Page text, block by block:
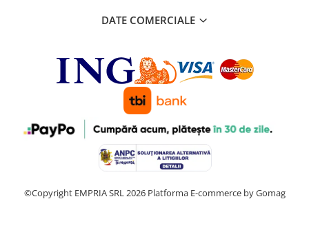
DATE COMERCIALE
©Copyright EMPRIA SRL 2026 Platforma E-commerce by Gomag